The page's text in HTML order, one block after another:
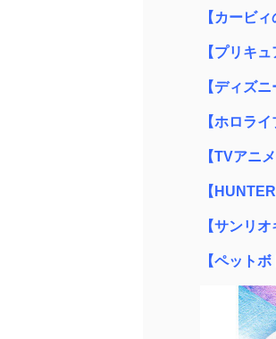
【カービ
【プリキ
【ディズ
【ホロラ
【TVアニ
【
【サンリ
【ペット